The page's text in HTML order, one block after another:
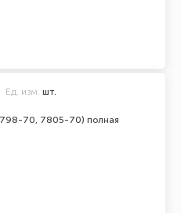
70, 7805-70) полная
Ед. изм. шт.